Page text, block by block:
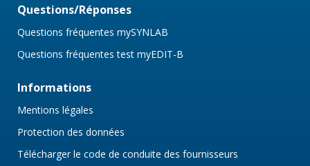
Questions/Réponses
Questions fréquentes mySYNLAB
Questions fréquentes test myEDIT-B
Informations
Mentions légales
Protection des données
Télécharger le code de conduite des fournisseurs